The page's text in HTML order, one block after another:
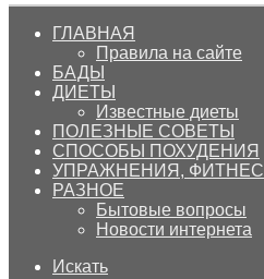
ГЛАВНАЯ
Правила на сайте
БАДЫ
ДИЕТЫ
Известные диеты
ПОЛЕЗНЫЕ СОВЕТЫ
СПОСОБЫ ПОХУДЕНИЯ
УПРАЖНЕНИЯ, ФИТНЕС
РАЗНОЕ
Бытовые вопросы
Новости интернета
Искать